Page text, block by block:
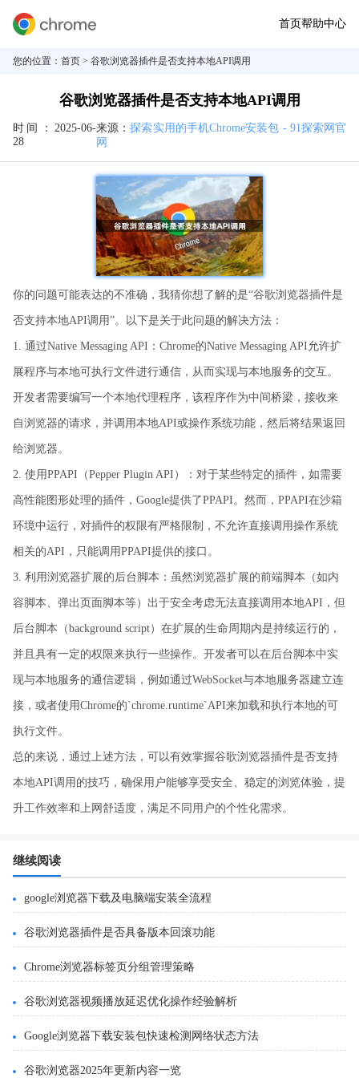
首页帮助中心
您的位置： 首页 > 谷歌浏览器插件是否支持本地API调用
谷歌浏览器插件是否支持本地API调用
时间： 2025-06-
28
来源：探索实用的手机Chrome安装包 - 91探索网官
网
你的问题可能表达的不准确，我猜你想了解的是“谷歌浏览器插件是
否支持本地API调用”。以下是关于此问题的解决方法：
1. 通过Native Messaging API：Chrome的Native Messaging API允许扩
展程序与本地可执行文件进行通信，从而实现与本地服务的交互。
开发者需要编写一个本地代理程序，该程序作为中间桥梁，接收来
自浏览器的请求，并调用本地API或操作系统功能，然后将结果返回
给浏览器。
2. 使用PPAPI（Pepper Plugin API）：对于某些特定的插件，如需要
高性能图形处理的插件，Google提供了PPAPI。然而，PPAPI在沙箱
环境中运行，对插件的权限有严格限制，不允许直接调用操作系统
相关的API，只能调用PPAPI提供的接口。
3. 利用浏览器扩展的后台脚本：虽然浏览器扩展的前端脚本（如内
容脚本、弹出页面脚本等）出于安全考虑无法直接调用本地API，但
后台脚本（background script）在扩展的生命周期内是持续运行的，
并且具有一定的权限来执行一些操作。开发者可以在后台脚本中实
现与本地服务的通信逻辑，例如通过WebSocket与本地服务器建立连
接，或者使用Chrome的`chrome.runtime`API来加载和执行本地的可
执行文件。
总的来说，通过上述方法，可以有效掌握谷歌浏览器插件是否支持
本地API调用的技巧，确保用户能够享受安全、稳定的浏览体验，提
升工作效率和上网舒适度，满足不同用户的个性化需求。
继续阅读
google浏览器下载及电脑端安装全流程
谷歌浏览器插件是否具备版本回滚功能
Chrome浏览器标签页分组管理策略
谷歌浏览器视频播放延迟优化操作经验解析
Google浏览器下载安装包快速检测网络状态方法
谷歌浏览器2025年更新内容一览